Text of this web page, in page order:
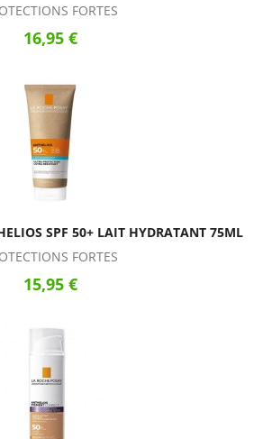
FORTES
16,95 €
SPF 50+ LAIT HYDRATANT 75ML
FORTES
15,95 €